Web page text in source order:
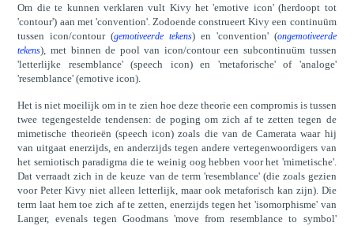
Om die te kunnen verklaren vult Kivy het 'emotive icon' (herdoopt tot
'contour') aan met 'convention'. Zodoende construeert Kivy een continuüm
tussen icon/contour (gemotiveerde tekens) en 'convention' (ongemotiveerde
tekens), met binnen de pool van icon/contour een subcontinuüm tussen
'letterlijke resemblance' (speech icon) en 'metaforische' of 'analoge'
'resemblance' (emotive icon).
Het is niet moeilijk om in te zien hoe deze theorie een compromis is tussen
twee tegengestelde tendensen: de poging om zich af te zetten tegen de
mimetische theorieën (speech icon) zoals die van de Camerata waar hij
van uitgaat enerzijds, en anderzijds tegen andere vertegenwoordigers van
het semiotisch paradigma die te weinig oog hebben voor het 'mimetische'.
Dat verraadt zich in de keuze van de term 'resemblance' (die zoals gezien
voor Peter Kivy niet alleen letterlijk, maar ook metaforisch kan zijn). Die
term laat hem toe zich af te zetten, enerzijds tegen het 'isomorphisme' van
Langer, evenals tegen Goodmans 'move from resemblance to symbol'